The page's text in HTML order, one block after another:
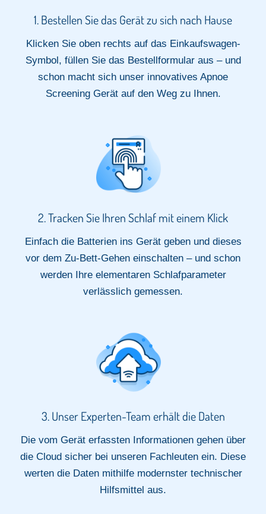
1. Bestellen Sie das Gerät zu sich nach Hause​
Klicken Sie oben rechts auf das Einkaufswagen-
Symbol, füllen Sie das Bestellformular aus – und
schon macht sich unser innovatives Apnoe
Screening Gerät auf den Weg zu Ihnen.
2. Tracken Sie Ihren Schlaf mit einem Klick​
Einfach die Batterien ins Gerät geben und dieses
vor dem Zu-Bett-Gehen einschalten – und schon
werden Ihre elementaren Schlafparameter
verlässlich gemessen.​
3. Unser Experten-Team erhält die Daten​
Die vom Gerät erfassten Informationen gehen über
die Cloud sicher bei unseren Fachleuten ein. Diese
werten die Daten mithilfe modernster technischer
Hilfsmittel aus.​